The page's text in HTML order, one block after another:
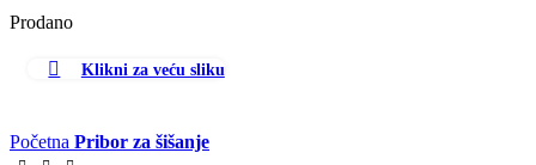
Prodano
Klikni za veću sliku
Početna Pribor za šišanje